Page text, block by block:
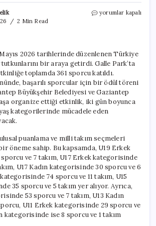
2 Min Read
Gaziantep’te
Başladı
için
yorumlar kapalı
2026 tarihlerinde düzenlenen Türkiye
tutkunlarını bir araya getirdi. Galle Park’ta
toplamda 361 sporcu katıldı.
başarılı sporcular için bir ödül töreni
Büyükşehir Belediyesi ve Gaziantep
organize ettiği etkinlik, iki gün boyunca
kategorilerinde mücadele eden
puanlama ve milli takım seçmeleri
öneme sahip. Bu kapsamda, U19 Erkek
ve 7 takım, U17 Erkek kategorisinde
U17 Kadın kategorisinde 30 sporcu ve 6
74 sporcu ve 11 takım, U15
35 sporcu ve 5 takım yer alıyor. Ayrıca,
53 sporcu ve 7 takım, U13 Kadın
U11 Erkek kategorisinde 29 sporcu ve
kategorisinde ise 8 sporcu ve 1 takım